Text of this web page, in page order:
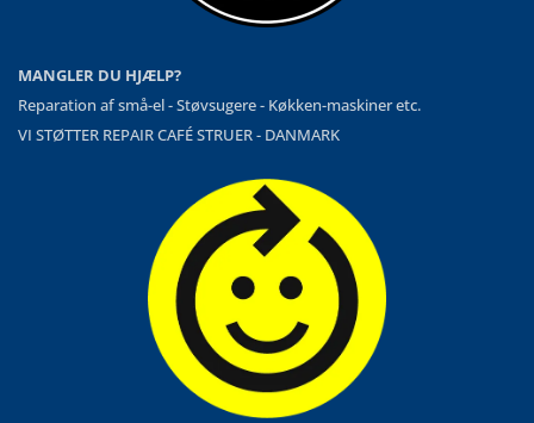
MANGLER DU HJÆLP?
Reparation af små-el - Støvsugere - Køkken-maskiner etc.
VI STØTTER REPAIR CAFÉ STRUER - DANMARK